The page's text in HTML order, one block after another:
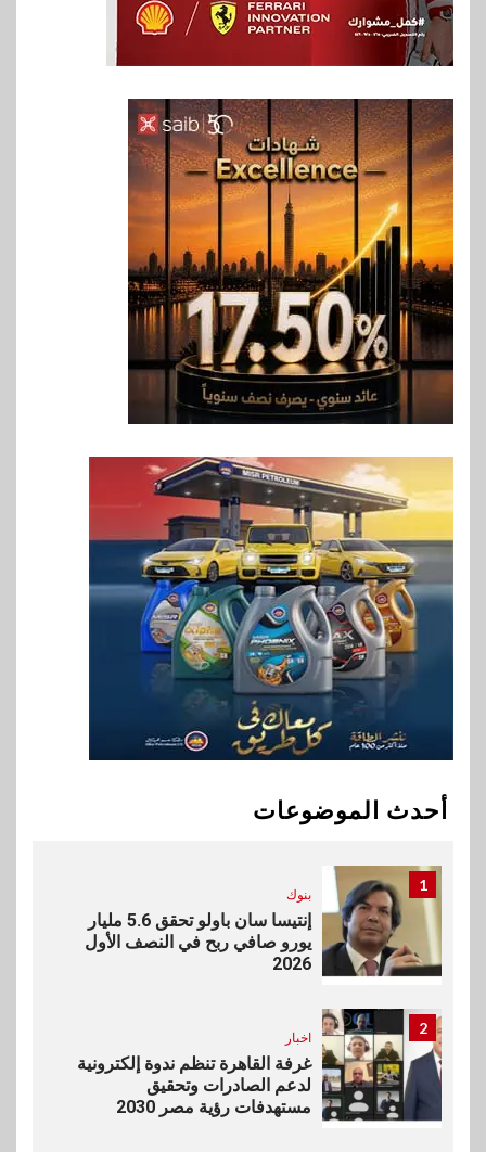
أحدث الموضوعات
6
سوق وصلة
هواوي: هاتف nova 15
Max بطارية ضخمة وتصميم متين
جهازًا مثاليًا للشباب
7 اقتصاد
إي اف چي فاينانس تستعرض
خطط نمو «بلد» لتعزيز حضورها
في سوق تحويلات المصريين
بالخارج
8
اخبار
بيان توضيحي صادر عن شركة
ناتجاس
9
سوق وصلة
vivo تشعل المنافسة في مصر
مع إطلاق Y500 المزود ببطارية
بسعة 8100 مللي أمبير
بنوك تأمين
تحالفًا استراتيجيًا لتقديم حلول
تأمينية متكاملة لعملاء البنك
1
بنوك
إنتيسا سان باولو تحقق 5.6 مليار
يورو صافي ربح في النصف الأول
2026
2
اخبار
غرفة القاهرة تنظم ندوة إلكترونية
لدعم الصادرات وتحقيق
مستهدفات رؤية مصر 2030